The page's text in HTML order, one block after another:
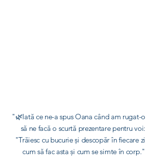
"🌿Iată ce ne-a spus Oana când am rugat-o
să ne facă o scurtă prezentare pentru voi:
"Trăiesc cu bucurie și descopăr în fiecare zi
cum să fac asta și cum se simte în corp."